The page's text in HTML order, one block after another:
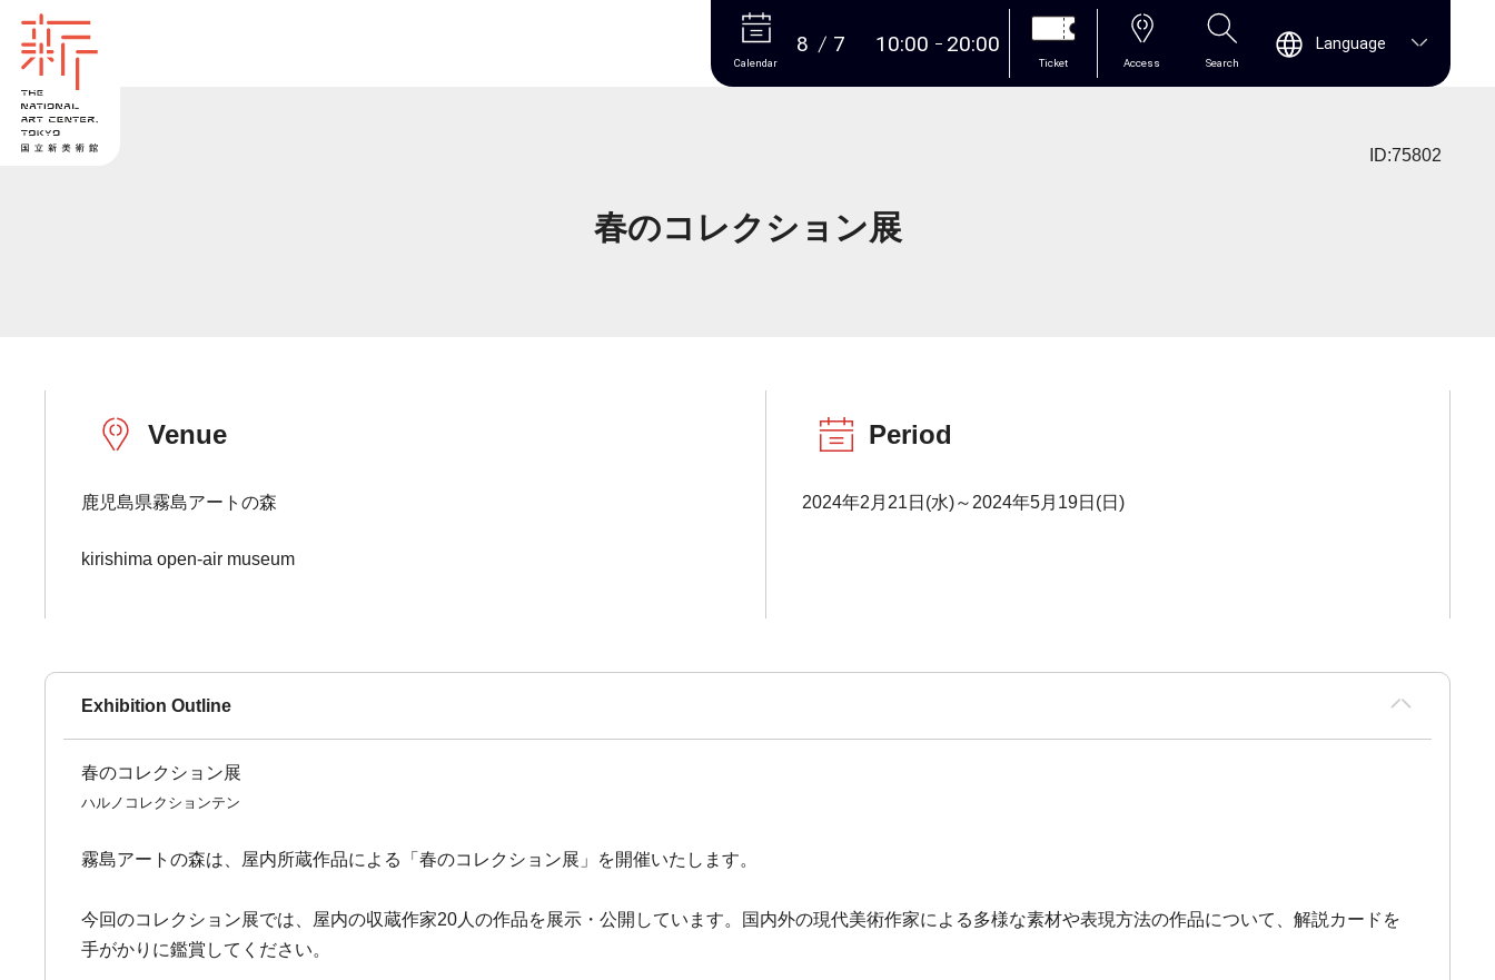
More
Calendar
8 7 10:00 20:00
Ticket Access Search
Language
ID:75802
春のコレクション展
Venue
鹿児島県霧島アートの森
kirishima open-air museum
Period
2024年2月21日(水)～2024年5月19日(日)
Exhibition Outline
春のコレクション展
ハルノコレクションテン
霧島アートの森は、屋内所蔵作品による「春のコレクション展」を開催いたします。
今回のコレクション展では、屋内の収蔵作家20人の作品を展示・公開しています。国内外の現代美術作家による多様な素材や表現方法の作品について、解説カードを
手がかりに鑑賞してください。